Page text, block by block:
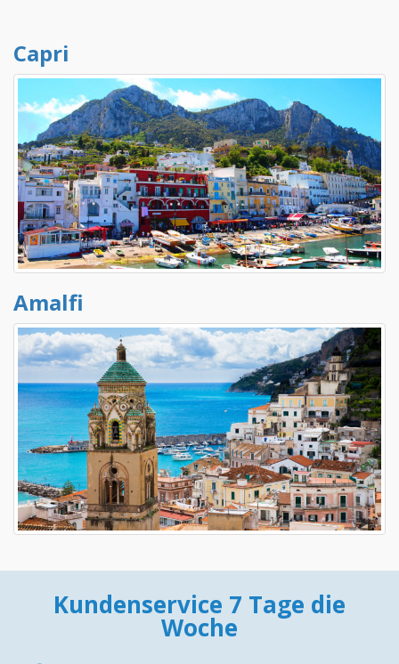
Capri
Amalfi
Kundenservice 7 Tage die
Woche